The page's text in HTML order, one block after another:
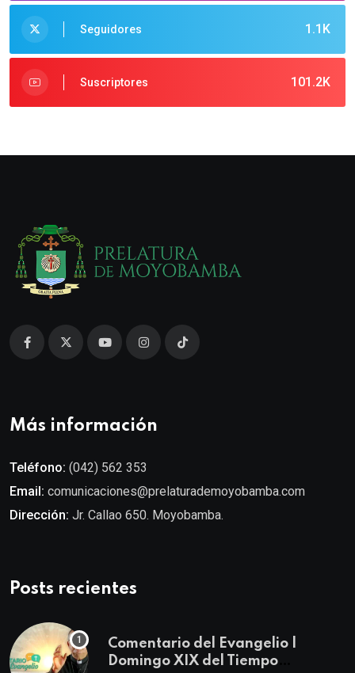
1.1K
Seguidores
101.2K
Suscriptores
Más información
Teléfono: (042) 562 353
Email: comunicaciones@prelaturademoyobamba.com
Dirección: Jr. Callao 650. Moyobamba.
Posts recientes
Comentario del Evangelio |
Domingo XIX del Tiempo